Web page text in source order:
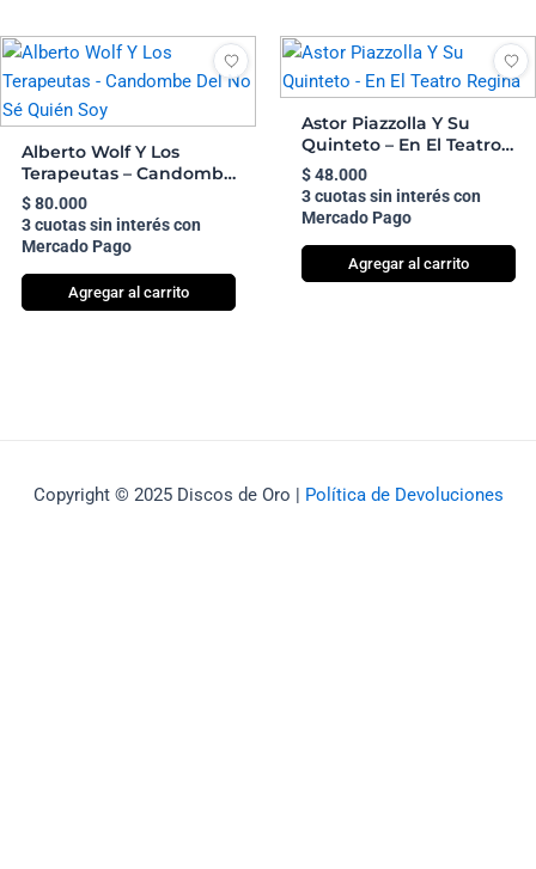
Alberto Wolf Y Los
Terapeutas – Candombe
Del No Sé Quién Soy
$80.000
3 cuotas sin interés con
Mercado Pago
Agregar al carrito
Astor Piazzolla Y Su
Quinteto – En El Teatro
Regina
$48.000
3 cuotas sin interés con
Mercado Pago
Agregar al carrito
Copyright © 2025 Discos de Oro | Política de Devoluciones